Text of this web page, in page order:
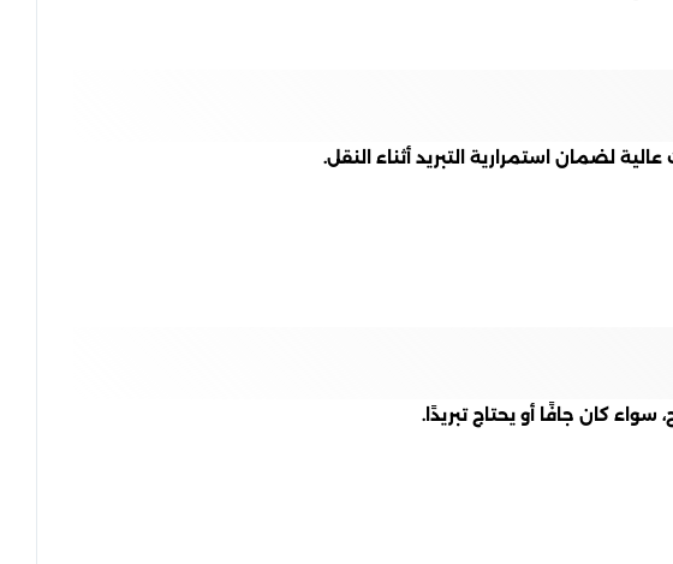
لضمان استمرارية التبريد أثناء النقل.
كان جافًا أو يحتاج تبريدًا.